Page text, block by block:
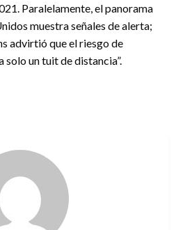
Paralelamente, el panorama
muestra señales de alerta;
advirtió que el riesgo de
solo un tuit de distancia”.